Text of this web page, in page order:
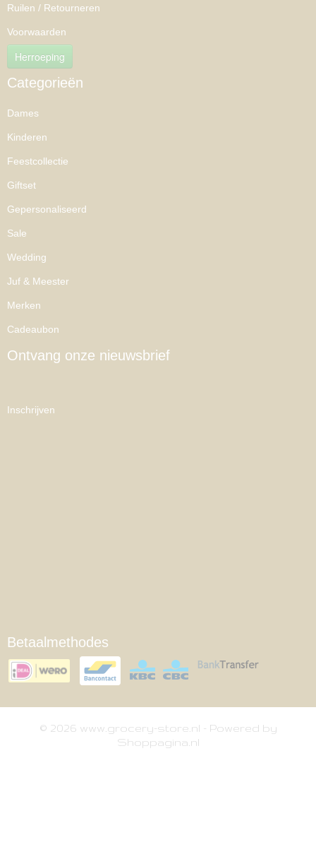
Ruilen / Retourneren
Voorwaarden
Herroeping
Categorieën
Dames
Kinderen
Feestcollectie
Giftset
Gepersonaliseerd
Sale
Wedding
Juf & Meester
Merken
Cadeaubon
Ontvang onze nieuwsbrief
Inschrijven
Betaalmethodes
© 2026 www.grocery-store.nl - Powered by
Shoppagina.nl